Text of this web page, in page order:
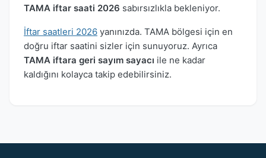
TAMA iftar saati 2026 sabırsızlıkla bekleniyor.
İftar saatleri 2026 yanınızda. TAMA bölgesi için en
doğru iftar saatini sizler için sunuyoruz. Ayrıca
TAMA iftara geri sayım sayacı ile ne kadar
kaldığını kolayca takip edebilirsiniz.